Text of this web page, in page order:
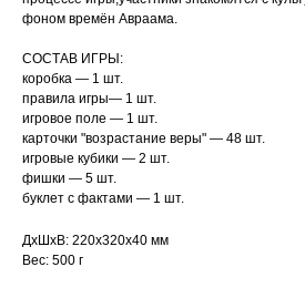
фоном времён Авраама.
СОСТАВ ИГРЫ:
коробка — 1 шт.
правила игры— 1 шт.
игровое поле — 1 шт.
карточки "возрастание веры" — 48 шт.
игровые кубики — 2 шт.
фишки — 5 шт.
буклет с фактами — 1 шт.
ДxШxВ: 220x320x40 мм
Вес: 500 г